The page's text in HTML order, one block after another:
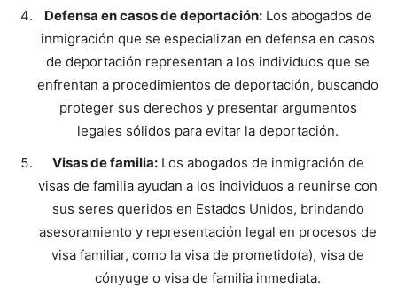
Defensa en casos de deportación:Los abogados de
inmigración que se especializan en defensa en casos
de deportación representan a los individuos que se
enfrentan a procedimientos de deportación, buscando
proteger sus derechos y presentar argumentos
legales sólidos para evitar la deportación.
Visas de familia:Los abogados de inmigración de
visas de familia ayudan a los individuos a reunirse con
sus seres queridos en Estados Unidos, brindando
asesoramiento y representación legal en procesos de
visa familiar, como la visa de prometido(a), visa de
cónyuge o visa de familia inmediata.